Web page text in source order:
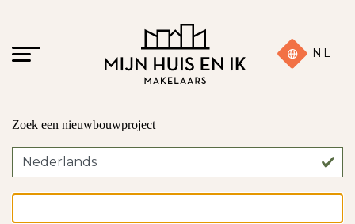
NL
Zoek een nieuwbouwproject